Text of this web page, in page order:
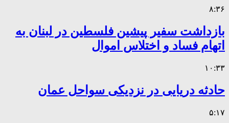
۸:۳۶
بازداشت سفیر پیشین فلسطین در لبنان به
اتهام فساد و اختلاس اموال
۱۰:۳۳
حادثه دریایی در نزدیکی سواحل عمان
۵:۱۷